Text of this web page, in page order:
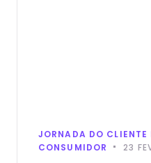
JORNADA DO
CONSUMIDOR
23